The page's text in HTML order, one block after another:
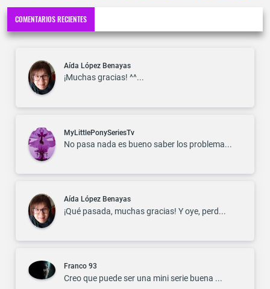
COMENTARIOS RECIENTES
Aída López Benayas
¡Muchas gracias! ^^...
MyLittlePonySeriesTv
No pasa nada es bueno saber los problema...
Aída López Benayas
¡Qué pasada, muchas gracias! Y oye, perd...
Franco 93
Creo que puede ser una mini serie buena ...